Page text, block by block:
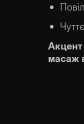
масаж